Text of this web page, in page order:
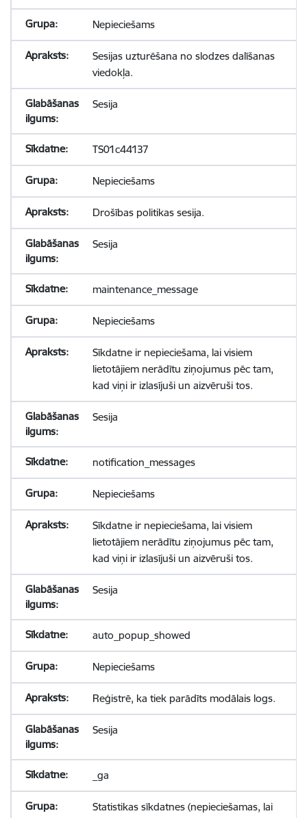
Nepieciešams
Sesijas uzturēšana no slodzes dalīšanas
viedokļa.
Sesija
TS01c44137
Nepieciešams
Drošības politikas sesija.
Sesija
maintenance_message
Nepieciešams
Sīkdatne ir nepieciešama, lai visiem
lietotājiem nerādītu ziņojumus pēc tam,
kad viņi ir izlasījuši un aizvēruši tos.
Sesija
notification_messages
Nepieciešams
Sīkdatne ir nepieciešama, lai visiem
lietotājiem nerādītu ziņojumus pēc tam,
kad viņi ir izlasījuši un aizvēruši tos.
Sesija
auto_popup_showed
Nepieciešams
Reģistrē, ka tiek parādīts modālais logs.
Sesija
_ga
Statistikas sīkdatnes (nepieciešamas, lai